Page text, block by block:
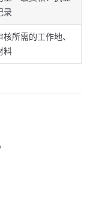
录
所需的工作地、
料